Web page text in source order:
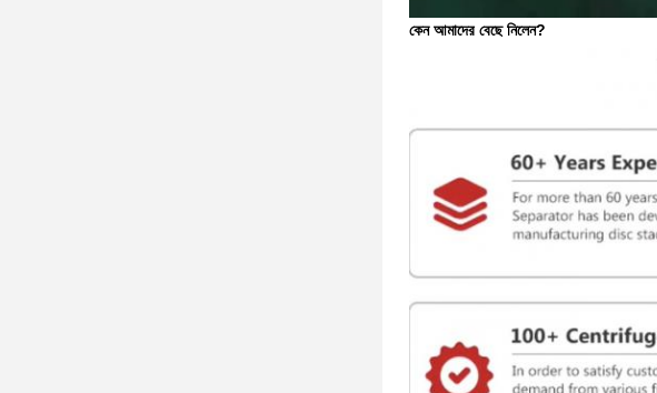
কেন আমাদের বেছে নিলেন?